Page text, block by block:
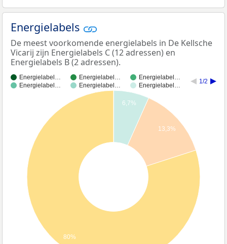
Energielabels
De meest voorkomende energielabels in De Kellsche
Vicarij zijn Energielabels C (12 adressen) en
Energielabels B (2 adressen).
Energielabel… Energielabel…
Energielabel…
Energielabel…
Energielabel… Energielabel…
1/2
6,7%
13,3%
80%